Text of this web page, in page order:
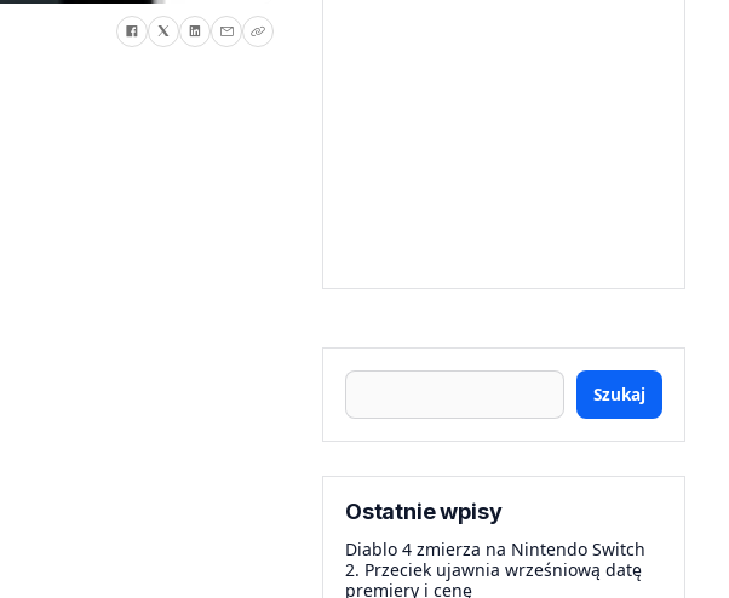
Szukaj
Ostatnie wpisy
Diablo 4 zmierza na Nintendo Switch
2. Przeciek ujawnia wrześniową datę
premiery i cenę